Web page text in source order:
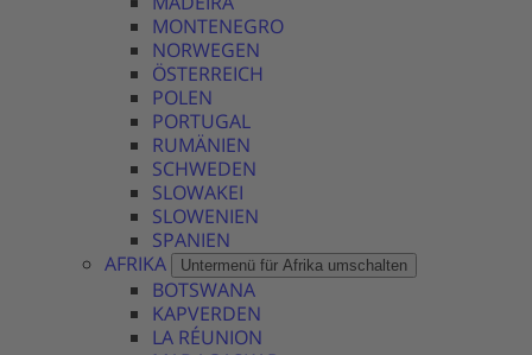
MONTENEGRO
NORWEGEN
ÖSTERREICH
POLEN
PORTUGAL
RUMÄNIEN
SCHWEDEN
SLOWAKEI
SLOWENIEN
SPANIEN
AFRIKA
Untermenü für Afrika umschalten
BOTSWANA
KAPVERDEN
LA RÉUNION